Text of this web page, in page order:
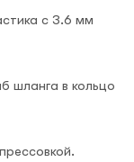
с 3.6 мм
шланга в кольцо